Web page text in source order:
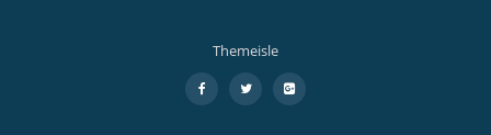
Themeisle
fa-
facebook
fa-
twitter
fa-
google-